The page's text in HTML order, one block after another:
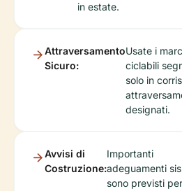
in estate.
Attraversamento
Sicuro:
Usate i
ciclabili
solo in
designati.
Avvisi di
Costruzione:
Importanti
adeguamenti
sono previsti